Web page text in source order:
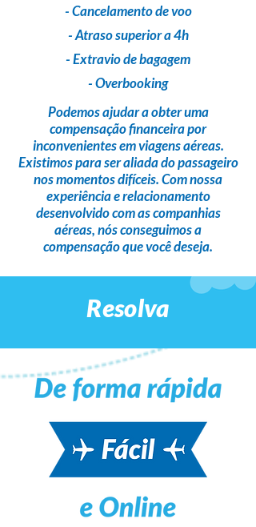
- Cancelamento de voo
- Atraso superior a 4h
- Extravio de bagagem
- Overbooking
Podemos ajudar a obter uma
compensação financeirapor
inconvenientes em viagens aéreas.
Existimos para seraliada do passageiro
nos momentos difíceis. Com nossa
experiência e relacionamento
desenvolvido com as companhias
aéreas,nós conseguimos a
compensação que você deseja.
Resolva